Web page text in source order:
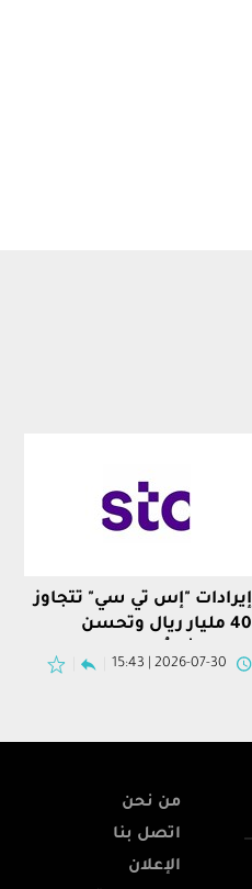
إيرادات "إس تي سي" تتجاوز
40 مليار ريال وتحسن
التشغيل
2026-07-30 | 15:43
من نحن
اتصل بنا
الإعلان